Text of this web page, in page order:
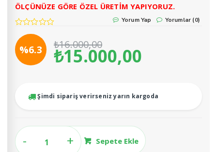
ÖLÇÜNÜZE GÖRE ÖZEL ÜRETİM YAPIYORUZ.
Yorum Yap Yorumlar (0)
₺16.000,00
Orijinal
fiyat:
₺15.000,00
%6.3
Şimdi sipariş verirseniz yarın kargoda
70x90
Sepete Ekle